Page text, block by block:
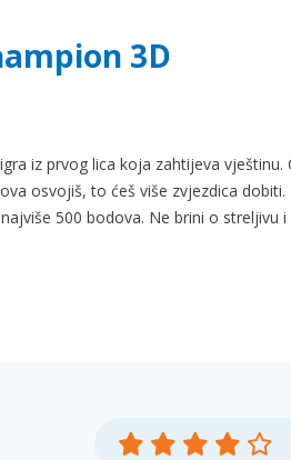
3D
iz prvog lica koja zahtijeva
osvojiš, to ćeš više zvjezdica
500 bodova. Ne brini o streljivu